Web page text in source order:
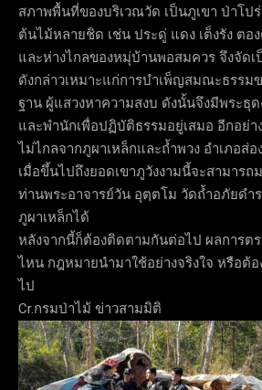
สภาพพื้นที่ของบริเวณวัด เป็นภูเขา ป่าโป
ต้นไม้หลายชิด เช่น ประดู่ แดง เต็งรัง ตอ
และห่างไกลของหมุ่บ้านพอสมควร จึงจัด
ดังกล่าวเหมาะแก่การบำเพ็ญสมณะธรรม
ฐาน ผู้แสวงหาความสงบ ดังนั้นจึงมีพระธุ
และพำนักเพื่อปฏิบัติธรรมอยู่เสมอ อีกอย่
ไม่ไกลจากภูผาเหล็กและถ้ำพวง อำเภอส่
เมื่อขึ้นไปถึงยอดเขาภูวังงามนี้จะสามาร
ท่านพระอาจารย์วัน อุตฺตโม วัดถ้ำอภัยดำ
ภูผาเหล็กได้
หลังจากนี้ก็ต้องติดตามกันต่อไป ผลการต
ไหน กฎหมายนำมาใช้อย่างจริงใจ หรือต้
ไป
Cr.กรมป่าไม้ ข่าวสามมิติ